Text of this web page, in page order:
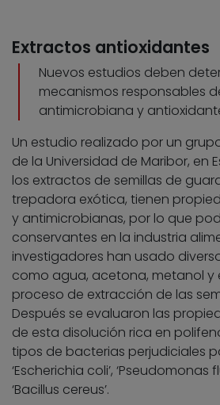
Extractos antioxidantes
Nuevos estudios deben
mecanismos responsables
antimicrobiana y
Un estudio realizado por un
de la Universidad de Maribor, en
los extractos de semillas de
trepadora exótica, tienen
y antimicrobianas, por lo que
conservantes en la industria
investigadores han usado
como agua, acetona, metanol y
proceso de extracción de las
Después se evaluaron las
de esta disolución rica en
tipos de bacterias perjudiciales
‘Escherichia coli’, ‘Pseudomonas
‘Bacillus cereus’.